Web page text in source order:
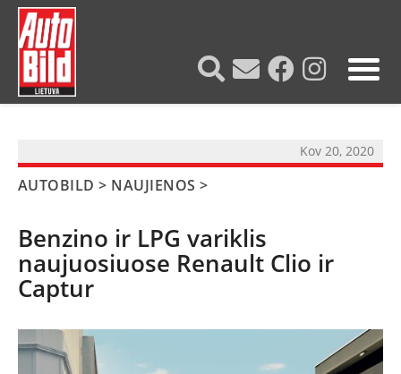
Kov 20, 2020
AUTOBILD > NAUJIENOS >
Benzino ir LPG variklis
naujuosiuose Renault Clio ir
Captur